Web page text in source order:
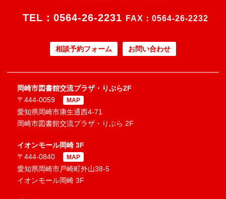
TEL： 0564-26-2231 FAX：0564-26-2232
相談予約フォーム お問い合わせ
岡崎市図書館交流プラザ・りぶら2F
〒444-0059
MAP
愛知県岡崎市康生通西4-71
岡崎市図書館交流プラザ・りぶら 2F
イオンモール岡崎 3F
〒444-0840
MAP
愛知県岡崎市戸崎町外山38-5
イオンモール岡崎 3F